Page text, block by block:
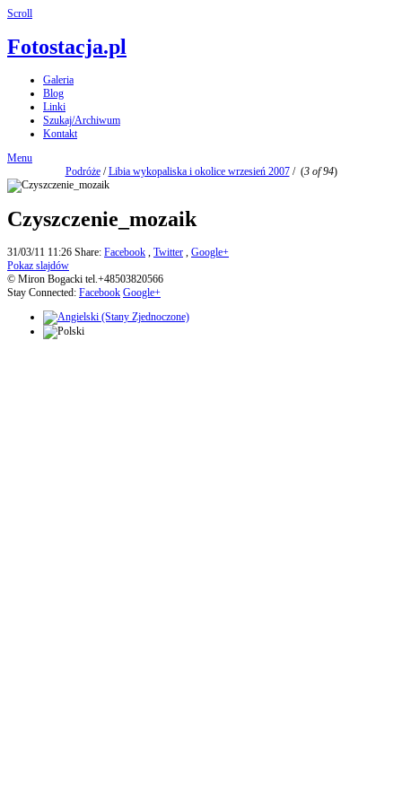
Scroll
Fotostacja.pl
Galeria
Blog
Linki
Szukaj/Archiwum
Kontakt
Menu
Podróże/Libia wykopaliska i okolice wrzesień 2007/ (3 of 94)
Czyszczenie_mozaik
31/03/11 11:26 Share: Facebook , Twitter , Google+
Pokaz slajdów
© Miron Bogacki tel.+48503820566
Stay Connected: Facebook Google+